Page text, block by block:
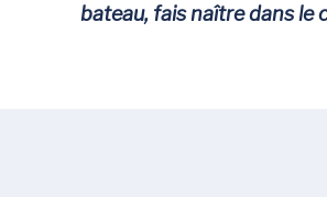
bateau, fais naître dans le